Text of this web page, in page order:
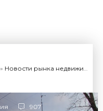
» Новости рынка недвижимости
907